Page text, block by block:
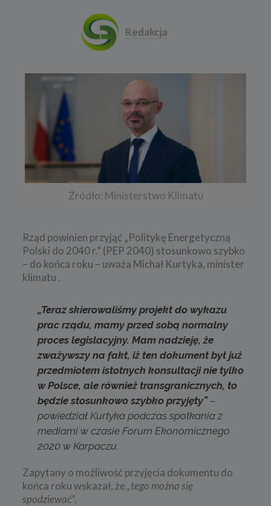
Redakcja
Źródło: Ministerstwo Klimatu
Rząd powinien przyjąć „Politykę Energetyczną
Polski do 2040 r.” (PEP 2040) stosunkowo szybko
– do końca roku – uważa Michał Kurtyka, minister
klimatu .
„Teraz skierowaliśmy projekt do wykazu
prac rządu, mamy przed sobą normalny
proces legislacyjny. Mam nadzieję, że
zważywszy na fakt, iż ten dokument był już
przedmiotem istotnych konsultacji nie tylko
w Polsce, ale również transgranicznych, to
będzie stosunkowo szybko przyjęty”–
powiedział Kurtyka podczas spotkania z
mediami w czasie Forum Ekonomicznego
2020 w Karpaczu.
Zapytany o możliwość przyjęcia dokumentu do
końca roku wskazał, że„tego można się
spodziewać”.